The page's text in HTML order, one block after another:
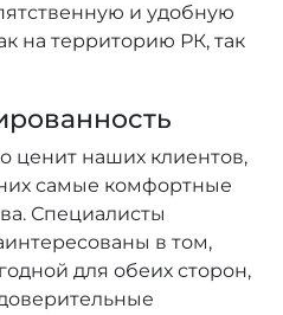
и удобную
на территорию РК, так
ценит наших клиентов,
самые комфортные
Специалисты
в том,
для обеих сторон,